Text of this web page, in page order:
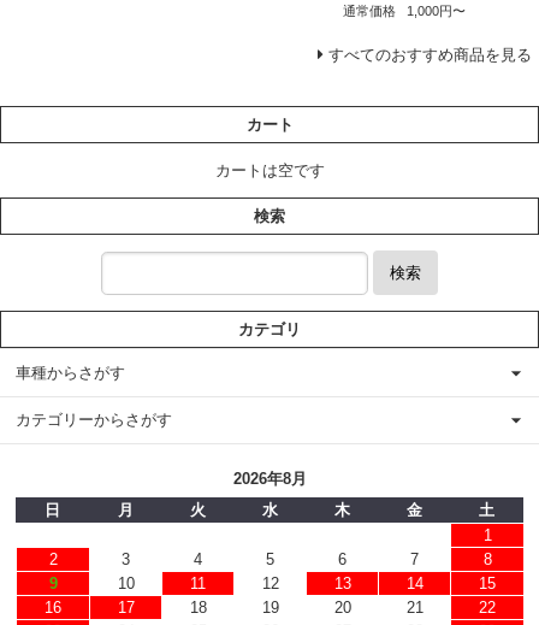
通常価格
1,000円〜
すべてのおすすめ商品を見る
カート
カートは空です
検索
検索
カテゴリ
車種からさがす
カテゴリーからさがす
2026年8月
日
月 火 水 木 金
土
1
2
3 4 5 6 7
8
9
10 11 12 13 14
15
16
17 18 19 20 21
22